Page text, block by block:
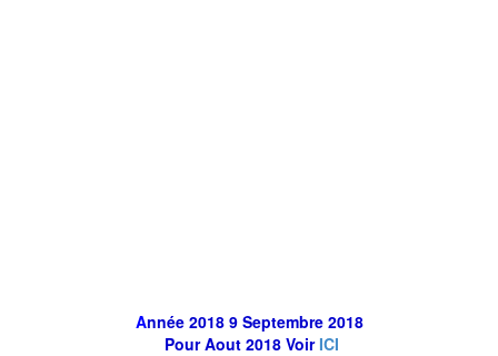
Année 2018 9 Septembre 2018
Pour Aout 2018 Voir ICI